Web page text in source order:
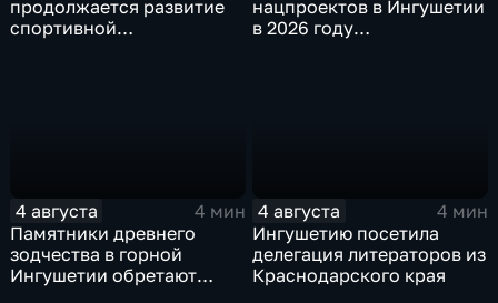
продолжается развитие
спортивной
нацпроектов в Ингушетии
в 2026 году
4 августа
4 мин
Памятники древнего
зодчества в горной
Ингушетии обретают
4 августа
4 мин
Ингушетию посетила
делегация литераторов из
Краснодарского края